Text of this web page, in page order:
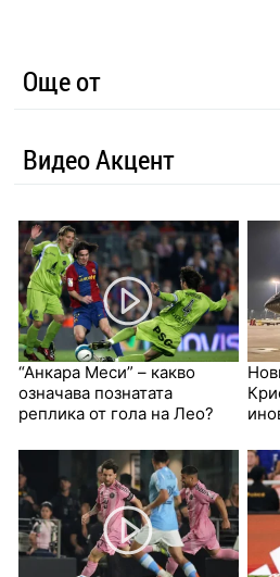
Още от
Видео Акцент
“Анкара Меси” – какво
означава познатата
реплика от гола на Лео?